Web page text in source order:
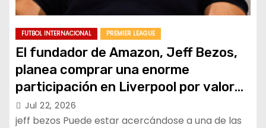
FUTBOL INTERNACIONAL PREMIER LEAGUE
El fundador de Amazon, Jeff Bezos,
planea comprar una enorme
participación en Liverpool por valor
de 1.800 millones de dólares.
Jul 22, 2026
jeff bezos Puede estar acercándose a una de las